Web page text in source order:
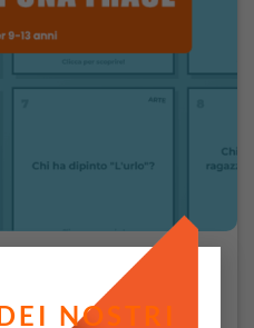
NOSTRI
Le grandi domande in
gioco